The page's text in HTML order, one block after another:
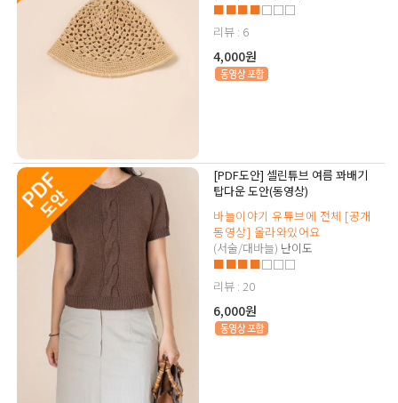
■■■■□□□
리뷰 : 6
4,000원
[PDF도안] 셀린튜브 여름 꽈배기
탑다운 도안(동영상)
바늘이야기 유튜브에 전체 [공개
동영상] 올라와있어요
(서술/대바늘) 난이도
■■■■□□□
리뷰 : 20
6,000원